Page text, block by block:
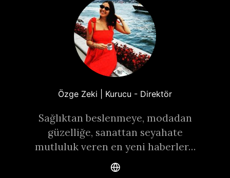
Özge Zeki | Kurucu - Direktör
Sağlıktan beslenmeye, modadan
güzelliğe, sanattan seyahate
mutluluk veren en yeni haberler…